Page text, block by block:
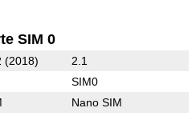
SIM 0
(2018) 2.1
SIM0
Nano SIM